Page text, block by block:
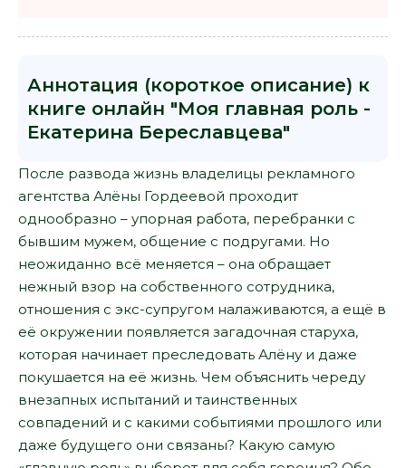
Аннотация (короткое описание) к
книге онлайн "Моя главная роль -
Екатерина Береславцева"
После развода жизнь владелицы рекламного
агентства Алёны Гордеевой проходит
однообразно – упорная работа, перебранки с
бывшим мужем, общение с подругами. Но
неожиданно всё меняется – она обращает
нежный взор на собственного сотрудника,
отношения с экс-супругом налаживаются, а ещё в
её окружении появляется загадочная старуха,
которая начинает преследовать Алёну и даже
покушается на её жизнь. Чем объяснить череду
внезапных испытаний и таинственных
совпадений и с какими событиями прошлого или
даже будущего они связаны? Какую самую